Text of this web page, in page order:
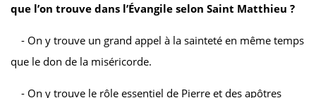
que l’on trouve dans l’Évangile selon Saint Matthieu ?
- On y trouve un grand appel à la sainteté en même temps
que le don de la miséricorde.
- On y trouve le rôle essentiel de Pierre et des apôtres